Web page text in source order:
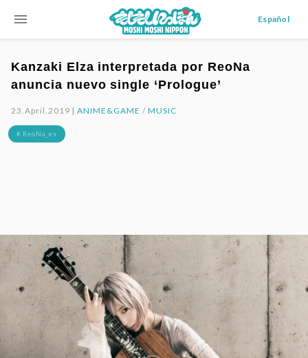
menu Español
Kanzaki Elza interpretada por ReoNa
anuncia nuevo single ‘Prologue’
23.April.2019 |ANIME&GAME / MUSIC
# ReoNa_es